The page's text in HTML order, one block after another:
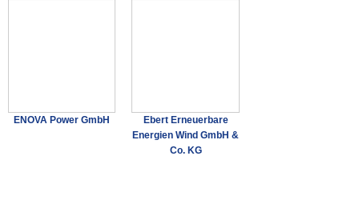
ENOVA Power GmbH
Ebert Erneuerbare
Energien Wind GmbH &
Co. KG